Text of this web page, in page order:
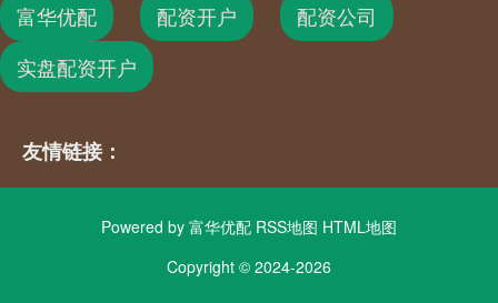
富华优配 配资开户
配资公司
实盘配资开户
友情链接：
Powered by 富华优配 RSS地图 HTML地图
Copyright © 2024-2026